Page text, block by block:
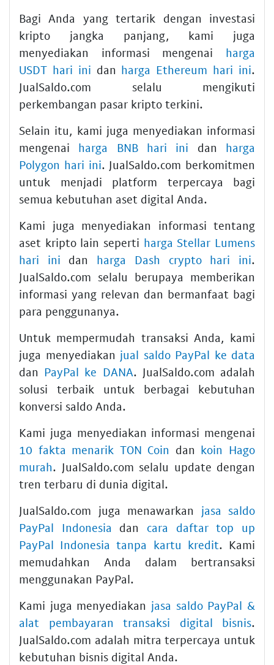
Bagi Anda yang tertarik dengan investasi
kripto jangka panjang, kami juga
menyediakan informasi mengenai harga
USDT hari ini dan harga Ethereum hari ini.
JualSaldo.com selalu mengikuti
perkembangan pasar kripto terkini.
Selain itu, kami juga menyediakan informasi
mengenai harga BNB hari ini dan harga
Polygon hari ini. JualSaldo.com berkomitmen
untuk menjadi platform terpercaya bagi
semua kebutuhan aset digital Anda.
Kami juga menyediakan informasi tentang
aset kripto lain seperti harga Stellar Lumens
hari ini dan harga Dash crypto hari ini.
JualSaldo.com selalu berupaya memberikan
informasi yang relevan dan bermanfaat bagi
para penggunanya.
Untuk mempermudah transaksi Anda, kami
juga menyediakan jual saldo PayPal ke data
dan PayPal ke DANA. JualSaldo.com adalah
solusi terbaik untuk berbagai kebutuhan
konversi saldo Anda.
Kami juga menyediakan informasi mengenai
10 fakta menarik TON Coin dan koin Hago
murah. JualSaldo.com selalu update dengan
tren terbaru di dunia digital.
JualSaldo.com juga menawarkan jasa saldo
PayPal Indonesia dan cara daftar top up
PayPal Indonesia tanpa kartu kredit. Kami
memudahkan Anda dalam bertransaksi
menggunakan PayPal.
Kami juga menyediakan jasa saldo PayPal &
alat pembayaran transaksi digital bisnis.
JualSaldo.com adalah mitra terpercaya untuk
kebutuhan bisnis digital Anda.